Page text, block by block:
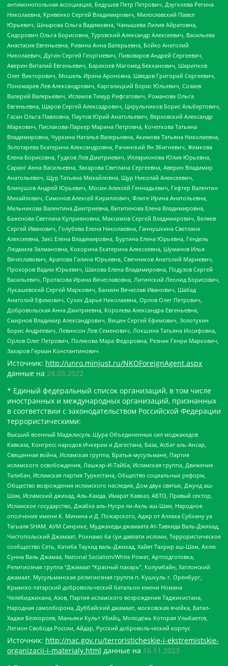
антимонопольная ассоциация, Бедушев Петр Петрович, Дзугкоева Регина
Николаевна, Кривенко Сергей Владимирович, Милославский Павел
Юрьевич, Шнырова Ольга Вадимовна, Чанышева Лилия Айратовна,
Сидорович Ольга Борисовна, Туровский Александр Алексеевич, Васильева
Анастасия Евгеньевна, Ривина Анна Валерьевна, Бойко Анатолий
Николаевич, Дугин Сергей Георгиевич, Пивоваров Андрей Сергеевич,
Аверин Виталий Евгеньевич, Барахоев Магомед Бекханович, Шарипков
Олег Викторович, Мошель Ирина Ароновна, Шведов Григорий Сергеевич,
Пономарев Лев Александрович, Каргалицкий Борис Юльевич, Созаев
Валерий Валерьевич, Исламов Тимур Рифгатович, Романова Ольга
Евгеньевна, Щаров Сергей Алексадрович, Цирульников Борис Альбертович,
Гасан Ольга Павловна, Паутов Юрий Анатольевич, Верховский Александр
Маркович, Пислакова-Паркер Марина Петровна, Кочеткова Татьяна
Владимировна, Чуркина Наталья Валерьевна, Акимова Татьяна Николаевна,
Золотарева Екатерина Александровна, Рачинский Ян Збигневич, Жемкова
Елена Борисовна, Гудков Лев Дмитриевич, Илларионова Юлия Юрьевна,
Саранг Анна Васильевна, Захарова Светлана Сергеевна, Аверин Владимир
Анатольевич, Щур Татьяна Михайловна, Щур Николай Алексеевич,
Блинушов Андрей Юрьевич, Мосин Алексей Геннадьевич, Гефтер Валентин
Михайлович, Симонов Алексей Кириллович, Флиге Ирина Анатольевна,
Мельникова Валентина Дмитриевна, Вититинова Елена Владимировна,
Баженова Светлана Куприяновна, Максимов Сергей Владимирович, Беляев
Сергей Иванович, Голубева Елена Николаевна, Ганнушкина Светлана
Алексеевна, Закс Елена Владимировна, Буртина Елена Юрьевна, Гендель
Людмила Залмановна, Кокорина Екатерина Алексеевна, Шуманов Илья
Вячеславович, Арапова Галина Юрьевна, Свечников Анатолий Мариевич,
Прохоров Вадим Юрьевич, Шахова Елена Владимировна, Подузов Сергей
Васильевич, Протасова Ирина Вячеславовна, Литинский Леонид Борисович,
Лукашевский Сергей Маркович, Бахмин Вячеслав Иванович, Шабад
Анатолий Ефимович, Сухих Дарья Николаевна, Орлов Олег Петрович,
Добровольская Анна Дмитриевна, Королева Александра Евгеньевна,
Смирнов Владимир Александрович, Вицин Сергей Ефимович, Золотухин
Борис Андреевич, Левинсон Лев Семенович, Локшина Татьяна Иосифовна,
Орлов Олег Петрович, Полякова Мара Федоровна, Резник Генри Маркович,
Захаров Герман Константинович
Источник: http://unro.minjust.ru/NKOForeignAgent.aspx
данные на 24.03.2022
* Единый федеральный список организаций, в том числе
иностранных и международных организаций, признанных
в соответствии с законодательством Российской Федерации
террористическими:
Высший военный Маджлисуль Шура Объединенных сил моджахедов
Кавказа, Конгресс народов Ичкерии и Дагестана, База, Асбат аль-Ансар,
Священная война, Исламская группа, Братья-мусульмане, Партия
исламского освобождения, Лашкар-И-Тайба, Исламская группа, Движение
Талибан, Исламская партия Туркестана, Общество социальных реформ,
Общество возрождения исламского наследия, Дом двух святых, Джунд аш-
Шам, Исламский джихад, Аль-Каида, Имарат Кавказ, АБТО, Правый сектор,
Исламское государство, Джабха аль-Нусра ли-Ахль аш-Шам, Народное
ополчение имени К. Минина и Д. Пожарского, Аджр от Аллаха Субхану уа
Тагьаля SHAM, АУМ Синрике, Муджахеды джамаата Ат-Тавхида Валь-Джихад,
Чистопольский Джамаат, Рохнамо ба суи давлати исломи, Террористическое
сообщество Сеть, Катиба Таухид валь-Джихад, Хайят Тахрир аш-Шам, Ахлю
Сунна Валь Джамаа, National Socialism/White Power, Артподготовка,
Религиозная группа “Джамаат “Красный пахарь”, Колумбайн, Хатлонский
джамаат, Мусульманская религиозная группа п. Кушкуль г. Оренбург,
Крымско-татарский добровольческий батальон имени Номана
Челебиджихана, Азов, Партия исламского возрождения Таджикистана,
Народная самооборона, Дуббайский джамаат, московская ячейка, Батал-
Хаджи Белхороев, Маньяки Культ Убийц, Молодёжь Которая Улыбается,
Легион Свобода России, Айдар, Русский добровольческий корпус
Источник: http://nac.gov.ru/terroristicheskie-i-ekstremistskie-
organizacii-i-materialy.html данные на 16.11.2023